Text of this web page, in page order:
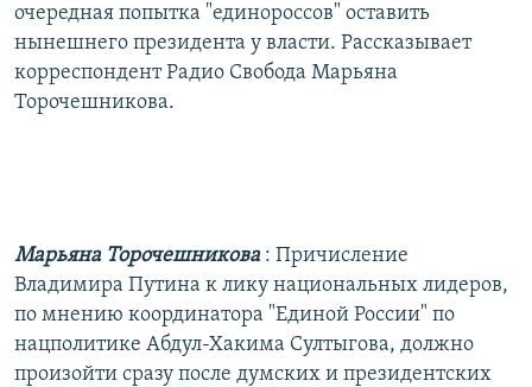
Все сайты РСЕ/РС
очередная попытка "единороссов" оставить
нынешнего президента у власти. Рассказывает
корреспондент Радио Свобода Марьяна
Торочешникова.
Марьяна Торочешникова : Причисление
Владимира Путина к лику национальных лидеров,
по мнению координатора "Единой России" по
нацполитике Абдул-Хакима Султыгова, должно
произойти сразу после думских и президентских